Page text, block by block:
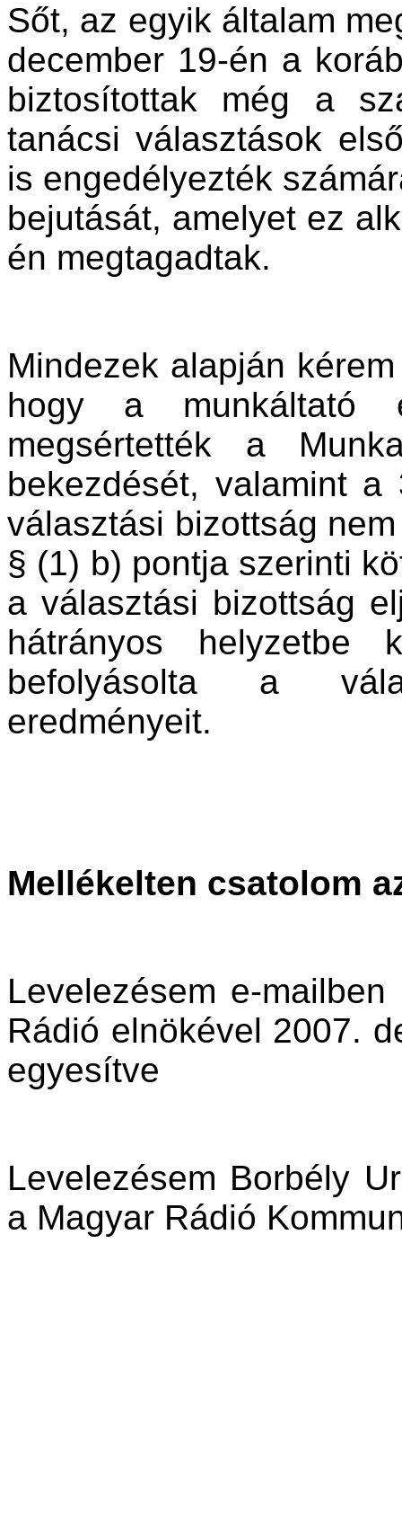
Sőt, az egyik általam
december 19-én a
biztosítottak még a
tanácsi választások
is engedélyezték
bejutását, amelyet ez
én megtagadtak.
Mindezek alapján
hogy a munkáltató
megsértették a
bekezdését, valamint
választási bizottság
§ (1) b) pontja szerinti
a választási bizottság
hátrányos helyzetbe
befolyásolta a
eredményeit.
Mellékelten csatolom
Levelezésem e-
Rádió elnökével 2007.
egyesítve
Levelezésem Borbély
a Magyar Rádió